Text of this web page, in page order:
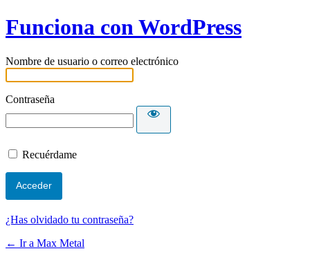
Funciona con WordPress
Nombre de usuario o correo electrónico
Contraseña
Recuérdame
¿Has olvidado tu contraseña?
← Ir a Max Metal